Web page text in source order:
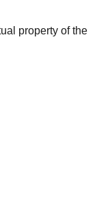
property of the